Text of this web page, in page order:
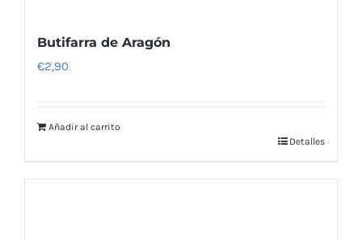
Butifarra de Aragón
€2,90
Añadir al carrito
Detalles